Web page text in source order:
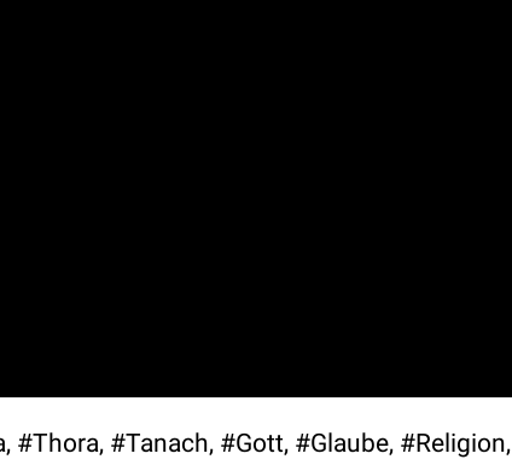
#Tanach, #Gott, #Glaube, #Religion,